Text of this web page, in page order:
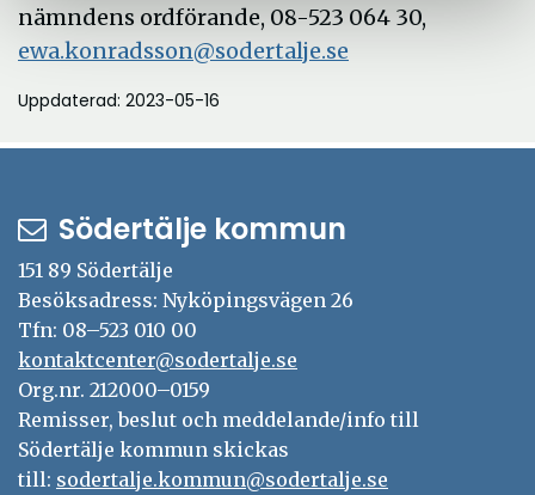
nämndens ordförande, 08-523 064 30,
ewa.konradsson@sodertalje.se
Uppdaterad: 2023-05-16
Södertälje kommun
151 89 Södertälje
Besöksadress: Nyköpingsvägen 26
Tfn: 08–523 010 00
kontaktcenter@sodertalje.se
Org.nr. 212000–0159
Remisser, beslut och meddelande/info till
Södertälje kommun skickas
till: sodertalje.kommun@sodertalje.se